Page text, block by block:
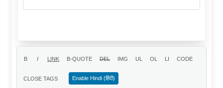
Enable Hindi (हिंदी)